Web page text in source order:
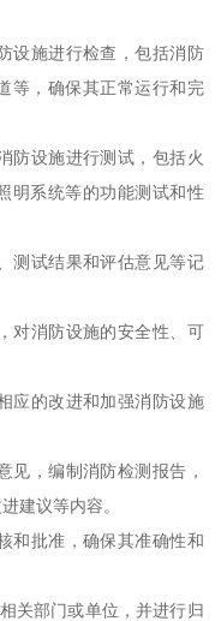
设施进行检查，包括消防
等，确保其正常运行和完
防设施进行测试，包括火
明系统等的功能测试和性
测试结果和评估意见等记
对消防设施的安全性、可
应的改进和加强消防设施
见，编制消防检测报告，
建议等内容。
和批准，确保其准确性和
关部门或单位，并进行归